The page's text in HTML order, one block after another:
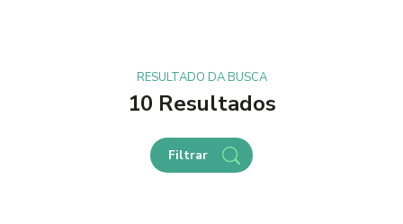
RESULTADO DA BUSCA
10 Resultados
Filtrar